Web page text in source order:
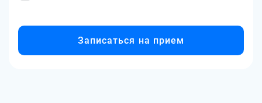
Записаться на прием